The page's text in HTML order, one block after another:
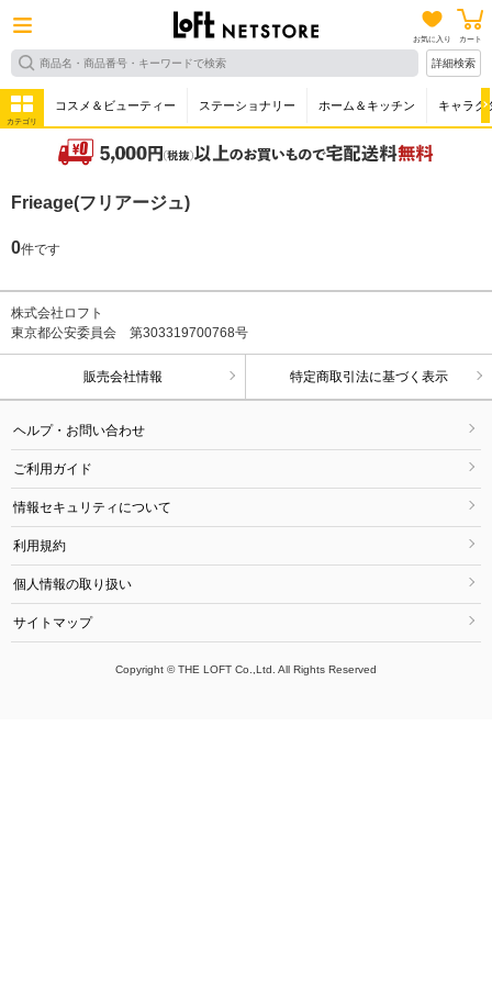
お気に入り カート
詳細検索
カテゴリ
コスメ＆ビューティー ステーショナリー ホーム＆キッチン キャラク
Frieage(フリアージュ)
0件です
株式会社ロフト
東京都公安委員会 第303319700768号
販売会社情報 特定商取引法に基づく表示
ヘルプ・お問い合わせ
ご利用ガイド
情報セキュリティについて
利用規約
個人情報の取り扱い
サイトマップ
Copyright © THE LOFT Co.,Ltd. All Rights Reserved